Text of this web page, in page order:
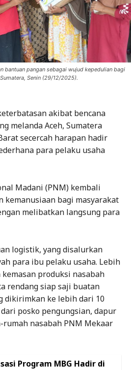
bantuan pangan sebagai wujud kepedulian bagi
Senin (29/12/2025).
akibat bencana
melanda Aceh, Sumatera
secercah harapan hadir
para pelaku usaha
Madani (PNM) kembali
kemanusiaan bagi masyarakat
melibatkan langsung para
logistik, yang disalurkan
para ibu pelaku usaha. Lebih
produksi nasabah
rendang siap saji buatan
dikirimkan ke lebih dari 10
posko pengungsian, dapur
nasabah PNM Mekaar
Program MBG Hadir di